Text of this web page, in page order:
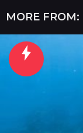
MORE FROM: